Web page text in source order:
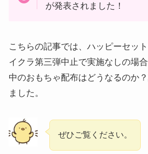
が発表されました！
こちらの記事では、ハッピーセッ
イクラ第三弾中止で実施なしの場
中のおもちゃ配布はどうなるのか
ました。
ぜひご覧ください。